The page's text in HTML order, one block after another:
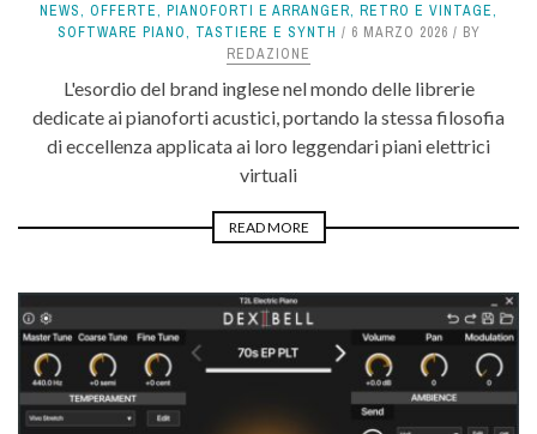
NEWS, OFFERTE, PIANOFORTI E ARRANGER, RETRO E VINTAGE,
SOFTWARE PIANO, TASTIERE E SYNTH 6 MARZO 2026
BY
REDAZIONE
L'esordio del brand inglese nel mondo delle librerie
dedicate ai pianoforti acustici, portando la stessa filosofia
di eccellenza applicata ai loro leggendari piani elettrici
virtuali
READ MORE